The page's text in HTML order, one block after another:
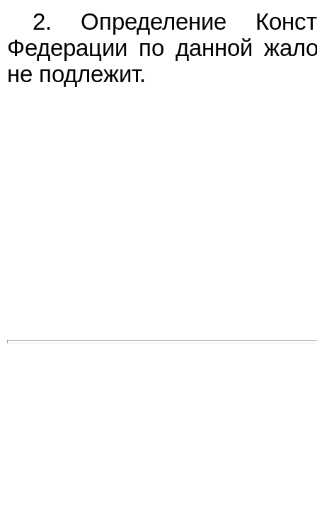
2. Определение
Федерации по данной
не подлежит.